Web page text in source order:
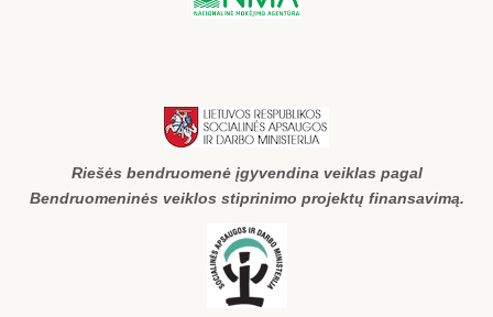
Riešės bendruomenė įgyvendina veiklas pagal
Bendruomeninės veiklos stiprinimo projektų finansavimą.